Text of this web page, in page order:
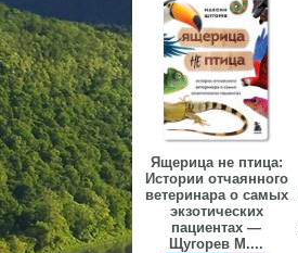
Ящерица не птица:
Истории отчаянного
ветеринара о самых
экзотических
пациентах —
Щугорев М....